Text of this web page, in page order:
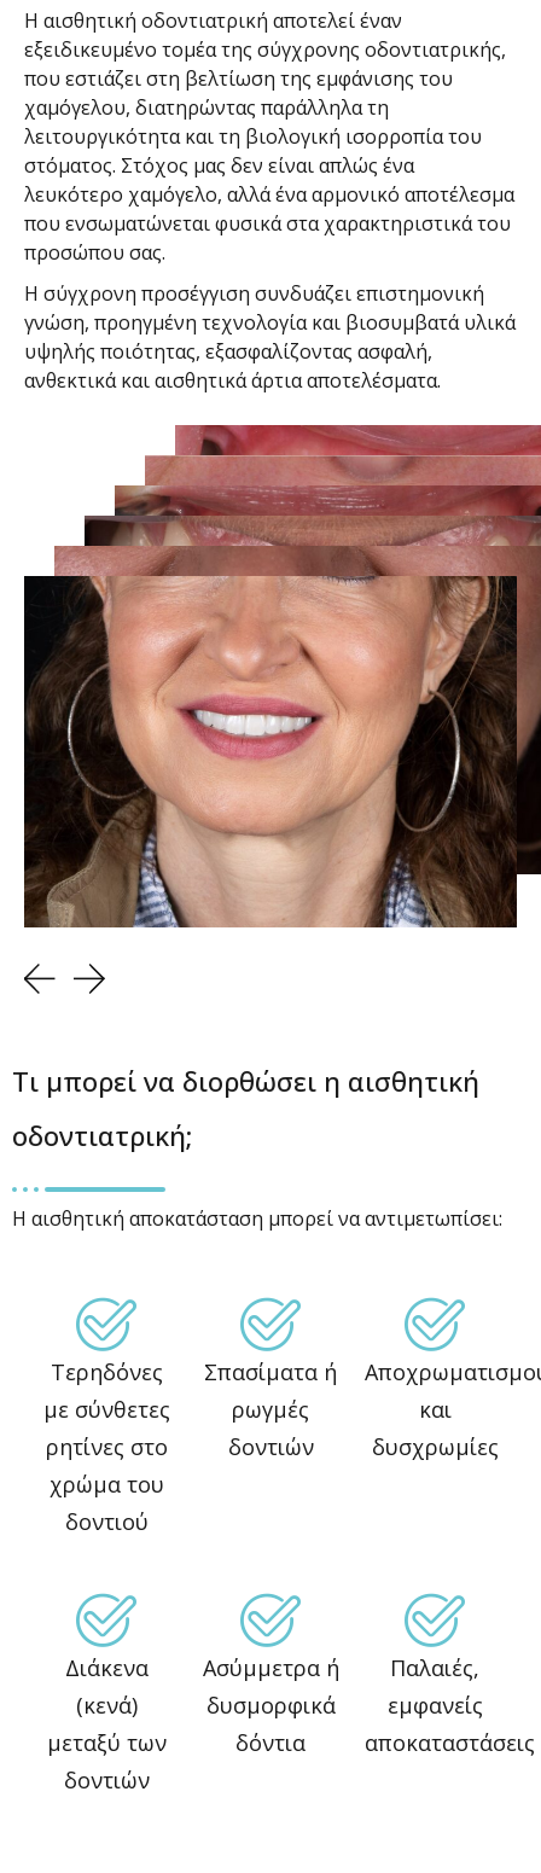
Η αισθητική οδοντιατρική αποτελεί έναν
εξειδικευμένο τομέα της σύγχρονης οδοντιατρικής,
που εστιάζει στη βελτίωση της εμφάνισης του
χαμόγελου, διατηρώντας παράλληλα τη
λειτουργικότητα και τη βιολογική ισορροπία του
στόματος. Στόχος μας δεν είναι απλώς ένα
λευκότερο χαμόγελο, αλλά ένα αρμονικό αποτέλεσμα
που ενσωματώνεται φυσικά στα χαρακτηριστικά του
προσώπου σας.
Η σύγχρονη προσέγγιση συνδυάζει επιστημονική
γνώση, προηγμένη τεχνολογία και βιοσυμβατά υλικά
υψηλής ποιότητας, εξασφαλίζοντας ασφαλή,
ανθεκτικά και αισθητικά άρτια αποτελέσματα.
Τι μπορεί να διορθώσει η αισθητική
οδοντιατρική;
Η αισθητική αποκατάσταση μπορεί να αντιμετωπίσει:
Τερηδόνες
με σύνθετες
ρητίνες στο
χρώμα του
δοντιού
Σπασίματα ή
ρωγμές
δοντιών
και
δυσχρωμίες
Διάκενα
(κενά)
μεταξύ των
δοντιών
Ασύμμετρα ή
δυσμορφικά
δόντια
Παλαιές,
εμφανείς
αποκαταστάσεις